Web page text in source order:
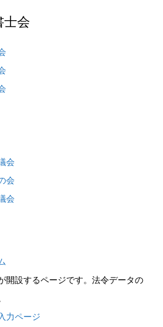
士会
会
会
会
開設するページです。法令データの
力ページ